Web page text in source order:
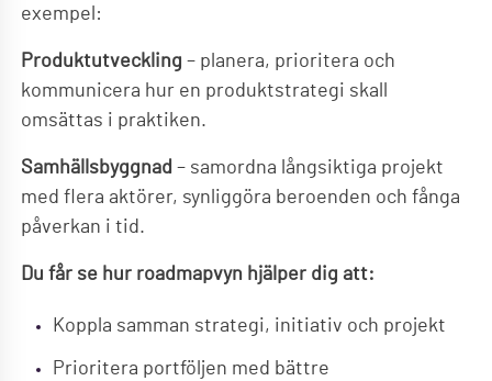
exempel:
Produktutveckling– planera, prioritera och
kommunicera hur en produktstrategi skall
omsättas i praktiken.
Samhällsbyggnad – samordna långsiktiga projekt
med flera aktörer, synliggöra beroenden och fånga
påverkan i tid.
Du får se hur roadmapvyn hjälper dig att:
Koppla samman strategi, initiativ och projekt
Prioritera portföljen med bättre